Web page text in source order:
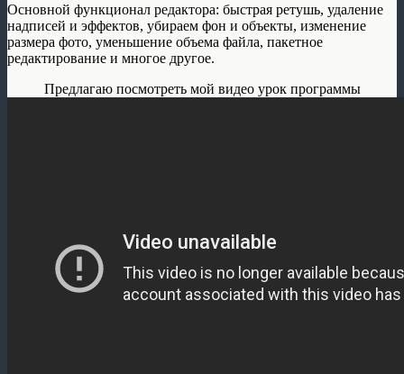
Основной функционал редактора: быстрая ретушь, удаление
надписей и эффектов, убираем фон и объекты, изменение
размера фото, уменьшение объема файла, пакетное
редактирование и многое другое.
Предлагаю посмотреть мой видео урок программы